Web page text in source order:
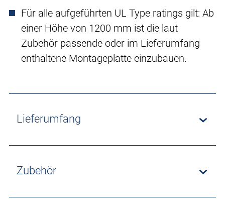
Für alle aufgeführten UL Type ratings gilt: Ab
einer Höhe von 1200 mm ist die laut
Zubehör passende oder im Lieferumfang
enthaltene Montageplatte einzubauen.
Lieferumfang
Zubehör